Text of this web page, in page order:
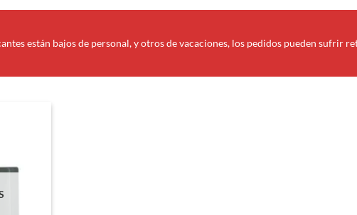
están bajos de personal, y otros de vacaciones, los pedidos pueden sufrir